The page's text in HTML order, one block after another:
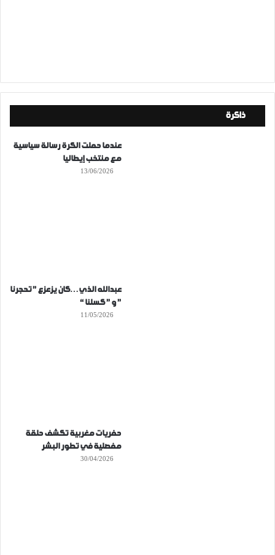
ذاكرة
عندما حملت الكرة رسالة سياسية
مع منتخب إيطاليا
13/06/2026
عبدالله الذي…كان يزعزع ” تحجرنا
” و ” كسلنا “
11/05/2026
حفريات مغربية تكشف حلقة
مفصلية في تطور البشر
30/04/2026